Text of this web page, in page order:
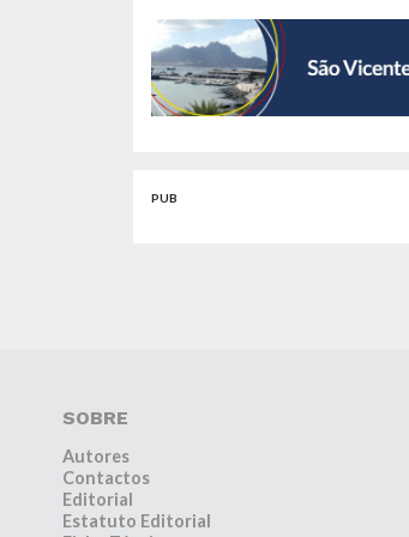
PUB
SOBRE
Autores
Contactos
Editorial
Estatuto Editorial